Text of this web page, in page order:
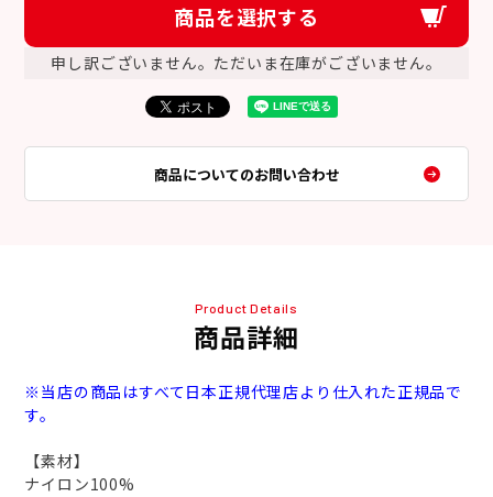
商品を選択する
申し訳ございません。ただいま在庫がございません。
商品についてのお問い合わせ
Product Details
商品詳細
※当店の商品はすべて日本正規代理店より仕入れた正規品で
す。
【素材】
ナイロン100%